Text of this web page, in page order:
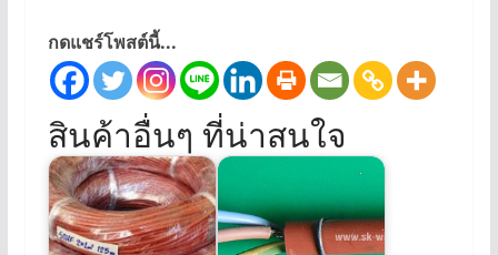
กดแชร์โพสต์นี้...
สินค้าอื่นๆ ที่น่าสนใจ